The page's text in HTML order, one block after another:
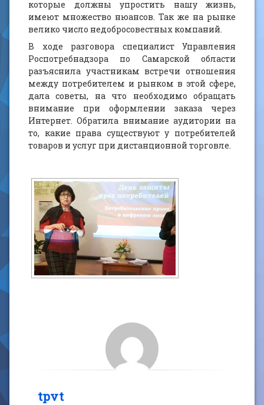
которые должны упростить нашу жизнь,
имеют множество нюансов. Так же на рынке
велико число недобросовестных компаний.
В ходе разговора специалист Управления
Роспотребнадзора по Самарской области
разъяснила участникам встречи отношения
между потребителем и рынком в этой сфере,
дала советы, на что необходимо обращать
внимание при оформлении заказа через
Интернет. Обратила внимание аудитории на
то, какие права существуют у потребителей
товаров и услуг при дистанционной торговле.
tpvt